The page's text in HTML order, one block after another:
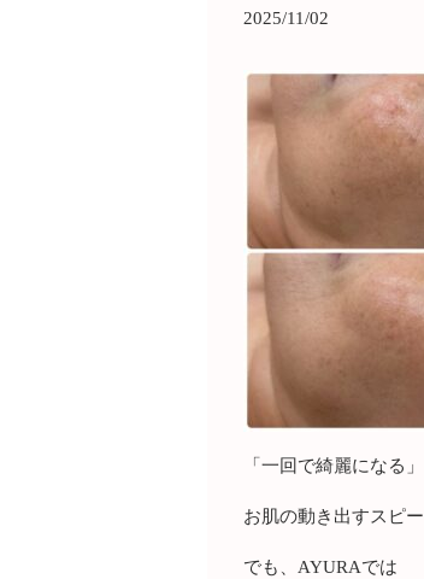
2025/11/02
「一回で綺麗になる
お肌の動き出すスピ
でも、AYURAでは